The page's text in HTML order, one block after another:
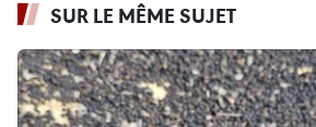
SUR LE MÊME SUJET